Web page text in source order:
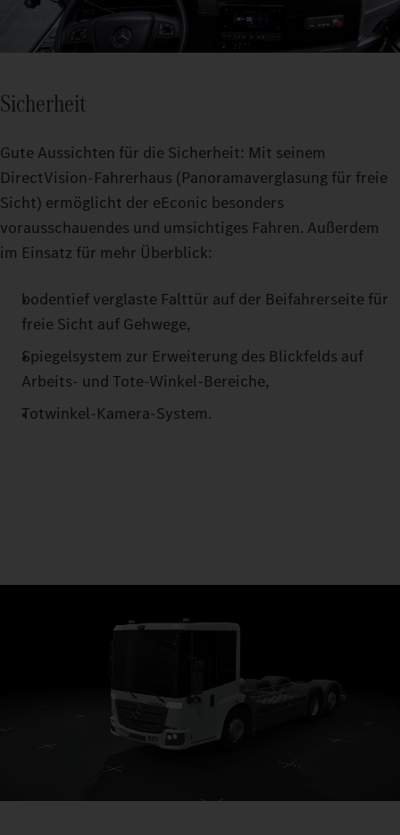
Sicherheit
Gute Aussichten für die Sicherheit: Mit seinem
DirectVision-Fahrerhaus (Panoramaverglasung für freie
Sicht) ermöglicht der eEconic besonders
vorausschauendes und umsichtiges Fahren. Außerdem
im Einsatz für mehr Überblick:
bodentief verglaste Falttür auf der Beifahrerseite für
freie Sicht auf Gehwege,
Spiegelsystem zur Erweiterung des Blickfelds auf
Arbeits- und Tote-Winkel-Bereiche,
Totwinkel-Kamera-System.